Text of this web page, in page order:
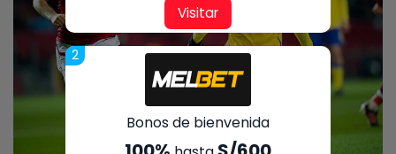
Visitar
2
Bonos de bienvenida